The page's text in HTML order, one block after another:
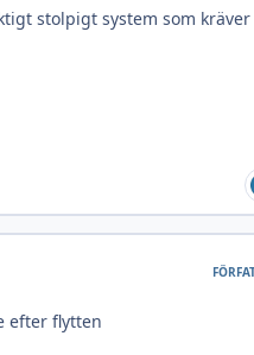
stolpigt system som kräver
efter flytten